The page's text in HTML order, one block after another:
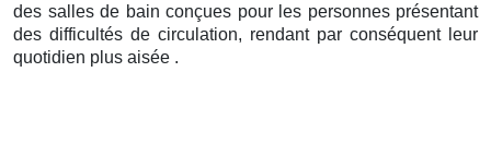
des salles de bain conçues pour les personnes présentant
des difficultés de circulation, rendant par conséquent leur
quotidien plus aisée .